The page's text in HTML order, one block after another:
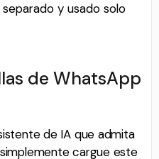
y usado solo
de WhatsApp
de IA que admita
cargue este